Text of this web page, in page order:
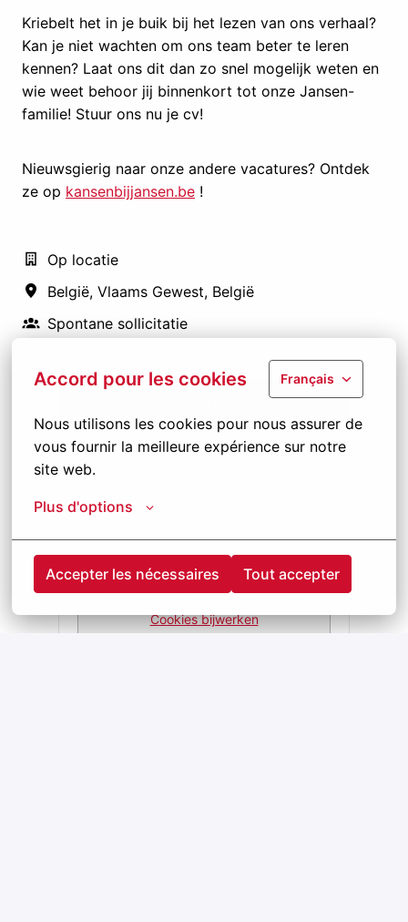
Accord pour les cookies Français
Nous utilisons les cookies pour nous assurer de
vous fournir la meilleure expérience sur notre
site web.
Plus d'options
Accepter les nécessaires Tout accepter
Kriebelt het in je buik bij het lezen van ons verhaal?
Kan je niet wachten om ons team beter te leren
kennen? Laat ons dit dan zo snel mogelijk weten en
wie weet behoor jij binnenkort tot onze Jansen-
familie! Stuur ons nu je cv!
Nieuwsgierig naar onze andere vacatures? Ontdek
ze op kansenbijjansen.be !
Op locatie
België, Vlaams Gewest, België
Spontane sollicitatie
Apply with Indeed onbeschikbaar
Cookies bijwerken